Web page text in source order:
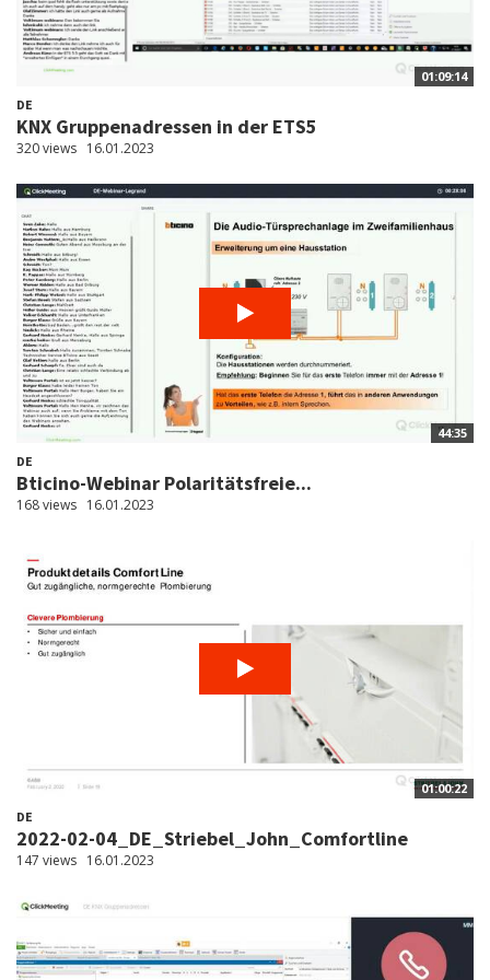
01:09:14
DE
KNX Gruppenadressen in der ETS5
320 views 16.01.2023
44:35
DE
Bticino-Webinar Polaritätsfreie...
168 views 16.01.2023
01:00:22
DE
2022-02-04_DE_Striebel_John_Comfortline
147 views 16.01.2023